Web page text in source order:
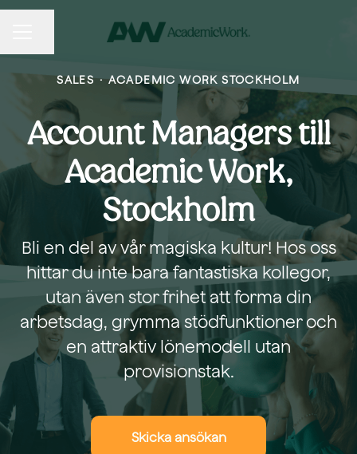
SALES · ACADEMIC WORK STOCKHOLM
Account Managers till
Academic Work,
Stockholm
Bli en del av vår magiska kultur! Hos oss
hittar du inte bara fantastiska kollegor,
utan även stor frihet att forma din
arbetsdag, grymma stödfunktioner och
en attraktiv lönemodell utan
provisionstak.
Skicka ansökan